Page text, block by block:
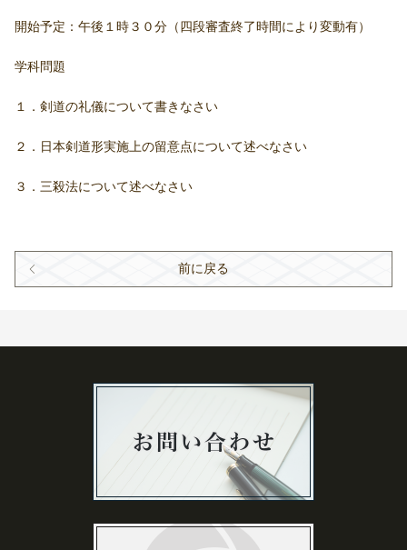
開始予定：午後１時３０分（四段審査終了時間により変動有）
学科問題
１．剣道の礼儀について書きなさい
２．日本剣道形実施上の留意点について述べなさい
３．三殺法について述べなさい
前に戻る